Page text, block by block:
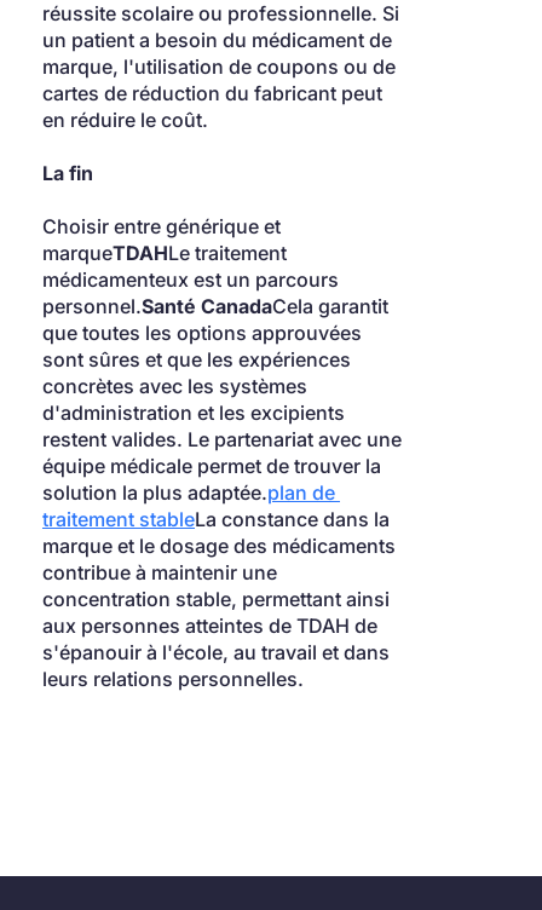
réussite scolaire ou professionnelle. Si
un patient a besoin du médicament de
marque, l'utilisation de coupons ou de
cartes de réduction du fabricant peut
en réduire le coût.
La fin
Choisir entre générique et
marqueTDAHLe traitement
médicamenteux est un parcours
personnel.Santé CanadaCela garantit
que toutes les options approuvées
sont sûres et que les expériences
concrètes avec les systèmes
d'administration et les excipients
restent valides. Le partenariat avec une
équipe médicale permet de trouver la
solution la plus adaptée.plan de
traitement stableLa constance dans la
marque et le dosage des médicaments
contribue à maintenir une
concentration stable, permettant ainsi
aux personnes atteintes de TDAH de
s'épanouir à l'école, au travail et dans
leurs relations personnelles.